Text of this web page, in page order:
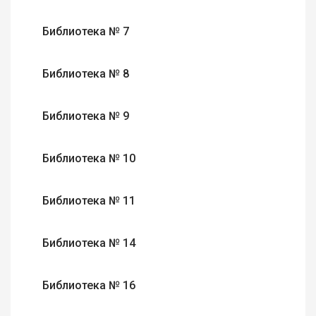
Библиотека № 7
Библиотека № 8
Библиотека № 9
Библиотека № 10
Библиотека № 11
Библиотека № 14
Библиотека № 16